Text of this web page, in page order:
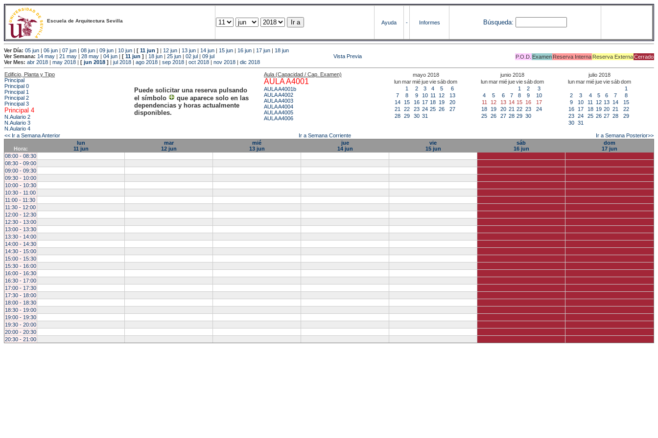
Escuela de Arquitectura Sevilla Ayuda - Informes Búsqueda:
Ver Día: 05 jun | 06 jun | 07 jun | 08 jun | 09 jun | 10 jun | [ 11 jun ] | 12 jun | 13 jun | 14 jun | 15 jun | 16 jun | 17 jun | 18 jun
Ver Semana: 14 may | 21 may | 28 may | 04 jun | [ 11 jun ] | 18 jun | 25 jun | 02 jul | 09 jul P.O.D. Examen Reserva Interna Reserva ExternaCerrado
Vista Previa
Ver Mes: abr 2018 | may 2018 | [ jun 2018 ] | jul 2018 | ago 2018 | sep 2018 | oct 2018 | nov 2018 | dic 2018
Edificio, Planta y Tipo
Principal
Principal 0
Principal 1
Principal 2
Principal 3
Principal 4
N.Aulario 2
N.Aulario 3
N.Aulario 4
Puede solicitar una reserva pulsando
el símbolo
que aparece solo en las
dependencias y horas actualmente
disponibles.
Aula (Capacidad / Cap. Examen)
AULA A4001
AULA A4001b
AULA A4002
AULA A4003
AULA A4004
AULA A4005
AULA A4006
mayo 2018
lunmarmiéjueviesábdom
1
2 3 4 5
6
7
8 9 10 11 12
13
14
15 16 17 18 19
20
21
22 23 24 25 26
27
28 29 30 31
junio 2018
lunmarmiéjueviesábdom
1
2
3
4
5 6 7 8 9
10
11
12 13 14 15 16
17
18
19 20 21 22 23
24
25 26 27 28 29 30
julio 2018
lunmarmiéjueviesábdom
1
2
3 4 5 6 7
8
9
10 11 12 13 14
15
16
17 18 19 20 21
22
23 24 25 26 27 28
29
30 31
<< Ir a Semana Anterior Ir a Semana Corriente Ir a Semana Posterior>>
Hora:
lun
11 jun
mar
12 jun
mié
13 jun
jue
14 jun
vie
15 jun
sáb
16 jun
dom
17 jun
08:00 - 08:30
08:30 - 09:00
09:00 - 09:30
09:30 - 10:00
10:00 - 10:30
10:30 - 11:00
11:00 - 11:30
11:30 - 12:00
12:00 - 12:30
12:30 - 13:00
13:00 - 13:30
13:30 - 14:00
14:00 - 14:30
14:30 - 15:00
15:00 - 15:30
15:30 - 16:00
16:00 - 16:30
16:30 - 17:00
17:00 - 17:30
17:30 - 18:00
18:00 - 18:30
18:30 - 19:00
19:00 - 19:30
19:30 - 20:00
20:00 - 20:30
20:30 - 21:00